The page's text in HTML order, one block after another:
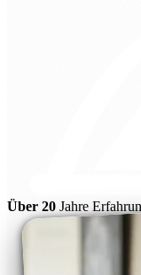
Über 20 Jahre